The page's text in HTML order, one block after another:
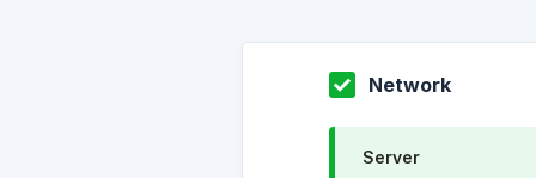
Network
Server